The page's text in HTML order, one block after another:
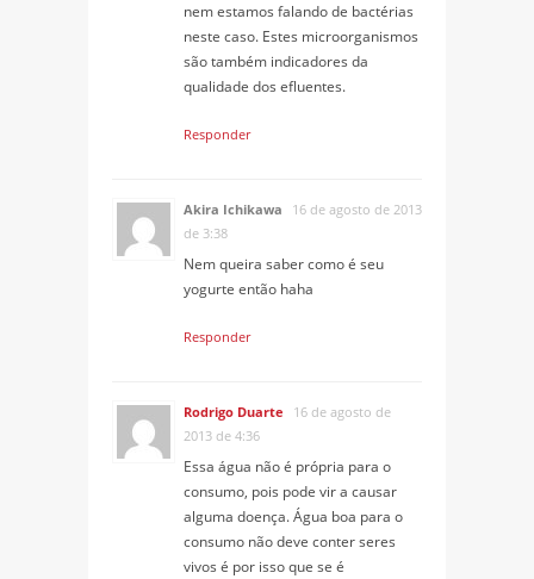
nem estamos falando de bactérias
neste caso. Estes microorganismos
são também indicadores da
qualidade dos efluentes.
Responder
Akira Ichikawa
16 de agosto de 2013
de 3:38
Nem queira saber como é seu
yogurte então haha
Responder
Rodrigo Duarte
16 de agosto de
2013 de 4:36
Essa água não é própria para o
consumo, pois pode vir a causar
alguma doença. Água boa para o
consumo não deve conter seres
vivos é por isso que se é